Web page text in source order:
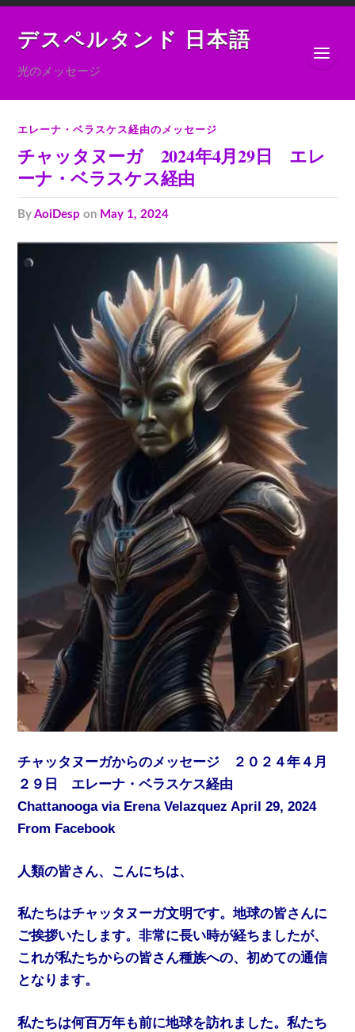
デスペルタンド 日本語
光のメッセージ
エレーナ・ベラスケス経由のメッセージ
チャッタヌーガ 2024年4月29日 エレ
ーナ・ベラスケス経由
byAoiDesp on May 1, 2024
チャッタヌーガからのメッセージ ２０２４年４月
２９日 エレーナ・ベラスケス経由
Chattanooga via Erena Velazquez April 29, 2024
From Facebook
人類の皆さん、こんにちは、
私たちはチャッタヌーガ文明です。地球の皆さんに
ご挨拶いたします。非常に長い時が経ちましたが、
これが私たちからの皆さん種族への、初めての通信
となります。
私たちは何百万年も前に地球を訪れました。私たち